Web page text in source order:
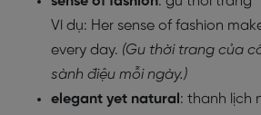
Ví dụ: Her sense of fashion
every day. (Gu thời trang của
sành điệu mỗi ngày.)
elegant yet natural : thanh lịch